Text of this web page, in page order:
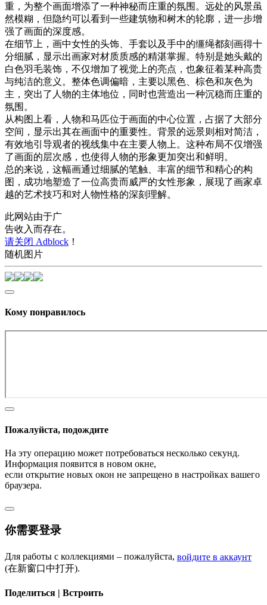
重，为整个画面增添了一种神秘而庄重的氛围。远处的风景虽
然模糊，但隐约可以看到一些建筑物和树木的轮廓，进一步增
强了画面的深度感。
在细节上，画中女性的头饰、手套以及手中的缰绳都刻画得十
分细腻，显示出画家对材质质感的精湛掌握。特别是她头戴的
白色羽毛装饰，不仅增加了视觉上的亮点，也象征着某种高贵
与纯洁的意义。整体色调偏暗，主要以黑色、棕色和灰色为
主，突出了人物的主体地位，同时也营造出一种沉稳而庄重的
氛围。
从构图上看，人物和马匹位于画面的中心位置，占据了大部分
空间，显示出其在画面中的重要性。背景的远景则相对简洁，
有效地引导观者的视线集中在主要人物上。这种布局不仅增强
了画面的层次感，也使得人物的形象更加突出和鲜明。
总的来说，这幅画通过细腻的笔触、丰富的细节和精心的构
图，成功地塑造了一位高贵而威严的女性形象，展现了画家卓
越的艺术技巧和对人物性格的深刻理解。
此网站由于广
告收入而存在。
请关闭 Adblock ！
随机图片
Кому понравилось
Пожалуйста, подождите
На эту операцию может потребоваться несколько секунд.
Информация появится в новом окне,
если открытие новых окон не запрещено в настройках вашего
браузера.
你需要登录
Для работы с коллекциями – пожалуйста, войдите в аккаунт
(在新窗口中打开).
Поделиться | Встроить